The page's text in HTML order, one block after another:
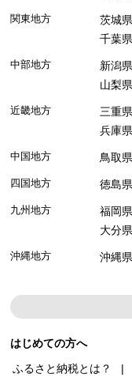
関東地方 茨城県
千葉県
中部地方 新潟県
山梨県
近畿地方 三重県
兵庫県
中国地方 鳥取県
四国地方 徳島県
九州地方 福岡県
大分県
沖縄地方 沖縄県
はじめての方へ
ふるさと納税とは？